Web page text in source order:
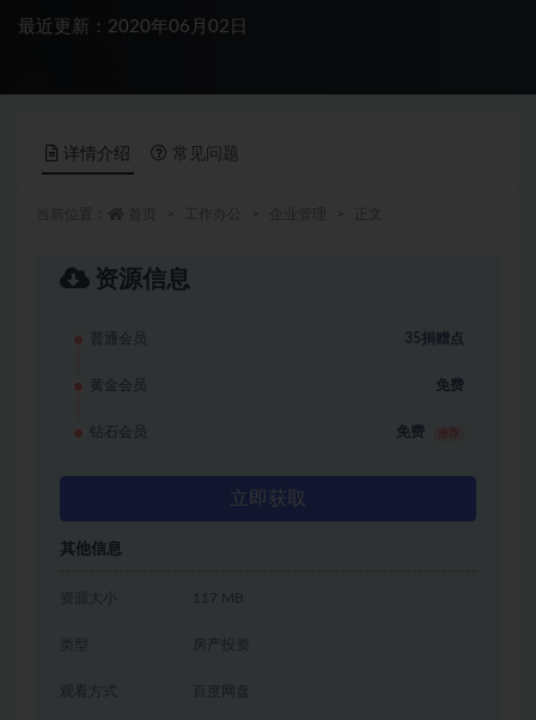
最近更新：2020年06月02日
详情介绍 常见问题
资源信息
普通会员 35捐赠点
黄金会员 免费
钻石会员 免费
立即获取
其他信息
资源大小 117 MB
类型 房产投资
观看方式 百度网盘